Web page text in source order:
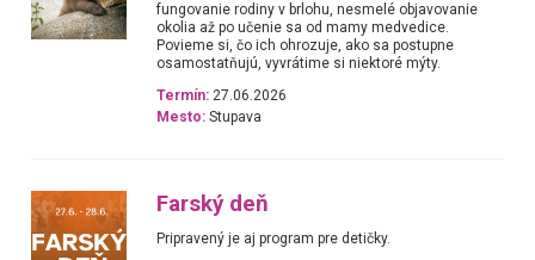
fungovanie rodiny v brlohu, nesmelé objavovanie
okolia až po učenie sa od mamy medvedice.
Povieme si, čo ich ohrozuje, ako sa postupne
osamostatňujú, vyvrátime si niektoré mýty.
Termín: 27.06.2026
Mesto: Stupava
Farský deň
Pripravený je aj program pre detičky.